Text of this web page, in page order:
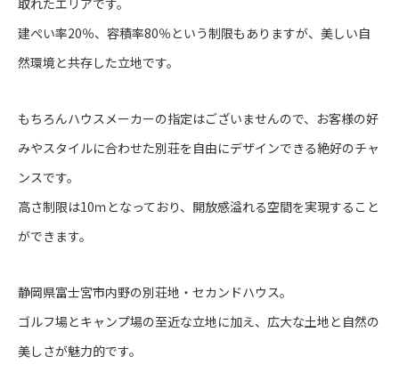
取れたエリアです。
建ぺい率20％、容積率80％という制限もありますが、美しい自
然環境と共存した立地です。
もちろんハウスメーカーの指定はございませんので、お客様の好
みやスタイルに合わせた別荘を自由にデザインできる絶好のチャ
ンスです。
高さ制限は10ｍとなっており、開放感溢れる空間を実現すること
ができます。
静岡県富士宮市内野の別荘地・セカンドハウス。
ゴルフ場とキャンプ場の至近な立地に加え、広大な土地と自然の
美しさが魅力的です。